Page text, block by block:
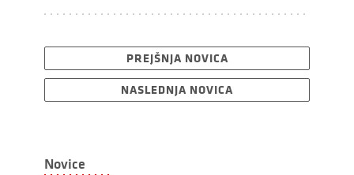
PREJŠNJA NOVICA
NASLEDNJA NOVICA
Novice